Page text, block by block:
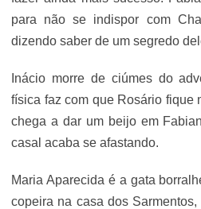
para não se indispor com
dizendo saber de um segredo
Inácio morre de ciúmes do
física faz com que Rosário fique
chega a dar um beijo em
casal acaba se afastando.
Maria Aparecida é a gata
copeira na casa dos